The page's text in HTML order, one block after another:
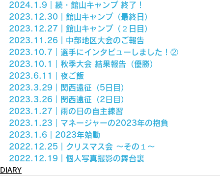
2024.1.9｜続・館山キャンプ 終了！
2023.12.30｜館山キャンプ（最終日）
2023.12.27｜館山キャンプ（２日目）
2023.11.26｜中部地区大会のご報告
2023.10.7｜選手にインタビューしました！②
2023.10.1｜秋季大会 結果報告（優勝）
2023.6.11｜夜ご飯
2023.3.29｜関西遠征（5日目）
2023.3.26｜関西遠征（2日目）
2023.1.27｜雨の日の自主練習
2023.1.23｜マネージャーの2023年の抱負
2023.1.6｜2023年始動
2022.12.25｜クリスマス会 〜その１〜
2022.12.19｜個人写真撮影の舞台裏
DIARY